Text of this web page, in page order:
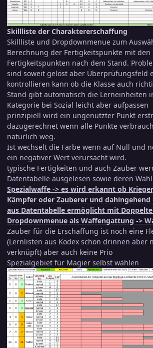
Skillliste der Charaktererschaffung
Skillliste und Dropdownmenue zum
Berechnung der Fertigkeitspunkte mit den
Fertigkeitspunkten nach dem Stand.
sind soweit gelöst aber Überprüfungsfeld
kontrollieren kann ob die Klasse auch
Stand gibt automatisch die Lerneinheiten
Kategorie bei Sozial leicht aber aufpassen
prinzipiell wird ein ungenutzter Punkt
dazugerechnet wenn alle Punkte
natürlich weg.
Ist wechselt die Farbe wenn auf Null und
ein negativer Wert verursacht wird.
typische Fertigkeiten und auch Zauber
Datentabelle ausgelesen sowie deren
Spezialwaffe -> es wird erkannt ob
Kämpfer oder Zauberer und dahingehend
aus Datentabelle ermöglicht mit
Dropdownmenue als Waffengattung ->
Zauber für die Erschaffung ist noch eine
(Lernlisten aus Kodex schon drinnen aber
verknüpft) aber auch keine Prio
Spezialgebiet für Magier selbst wählen